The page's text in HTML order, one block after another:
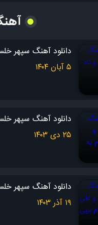
بات
تا
هر
ساقی
منم
دانلود آهنگ سپهر
۵ آبان ۱۴۰۴
دانلود آهنگ سپهر
۲۵ دی ۱۴۰۳
دانلود آهنگ سپهر
۱۹ آذر ۱۴۰۳